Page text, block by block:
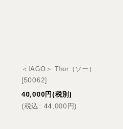
＜IAGO＞ Thor（ソー）
[50062]
40,000円(税別)
(税込 : 44,000円)